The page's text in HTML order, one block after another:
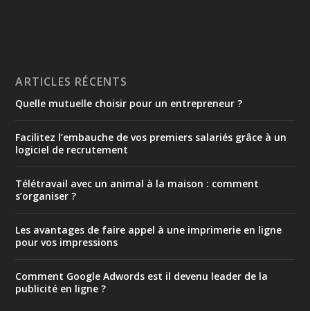
ARTICLES RÉCENTS
Quelle mutuelle choisir pour un entrepreneur ?
Facilitez l’embauche de vos premiers salariés grâce à un
logiciel de recrutement
Télétravail avec un animal à la maison : comment
s’organiser ?
Les avantages de faire appel à une imprimerie en ligne
pour vos impressions
Comment Google Adwords est il devenu leader de la
publicité en ligne ?